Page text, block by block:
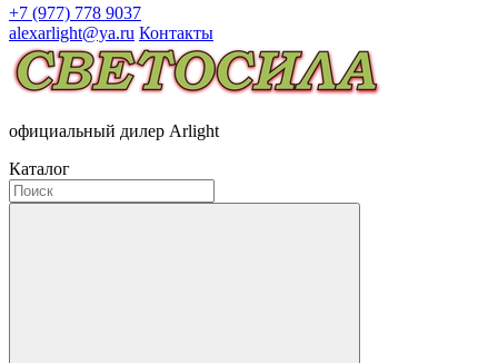
+7 (977) 778 9037
alexarlight@ya.ru Контакты
официальный дилер Arlight
Каталог